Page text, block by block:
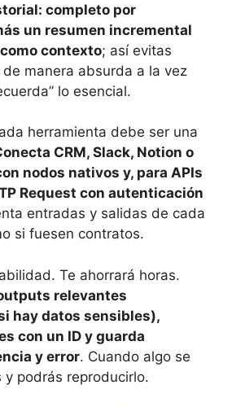
completo por
un resumen incremental
contexto; así evitas
manera absurda a la vez
lo esencial.
herramienta debe ser una
CRM, Slack, Notion o
nodos nativos y, para APIs
Request con autenticación
entradas y salidas de cada
si fuesen contratos.
Te ahorrará horas.
relevantes
hay datos sensibles),
con un ID y guarda
y error. Cuando algo se
y podrás reproducirlo.